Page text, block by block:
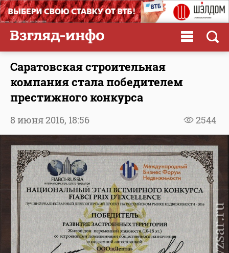
Саратовская строительная
компания стала победителем
престижного конкурса
2544
8 июня 2016, 18:56